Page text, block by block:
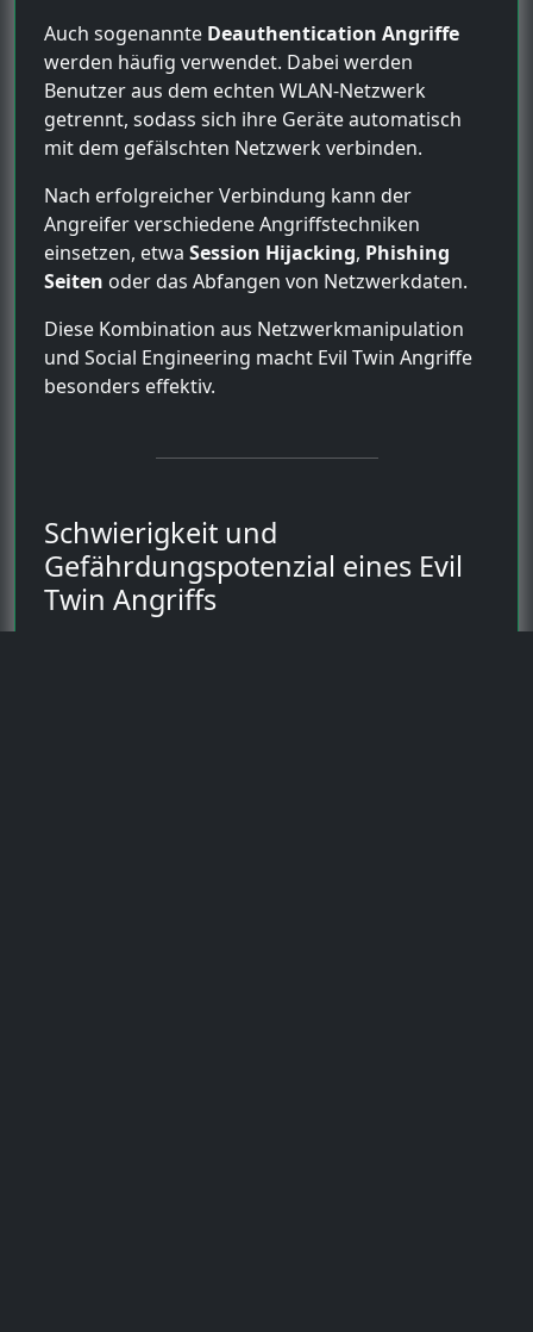
Auch sogenannte Deauthentication Angriffe
werden häufig verwendet. Dabei werden
Benutzer aus dem echten WLAN-Netzwerk
getrennt, sodass sich ihre Geräte automatisch
mit dem gefälschten Netzwerk verbinden.
Nach erfolgreicher Verbindung kann der
Angreifer verschiedene Angriffstechniken
einsetzen, etwa Session Hijacking, Phishing
Seiten oder das Abfangen von Netzwerkdaten.
Diese Kombination aus Netzwerkmanipulation
und Social Engineering macht Evil Twin Angriffe
besonders effektiv.
Schwierigkeit und
Gefährdungspotenzial eines Evil
Twin Angriffs